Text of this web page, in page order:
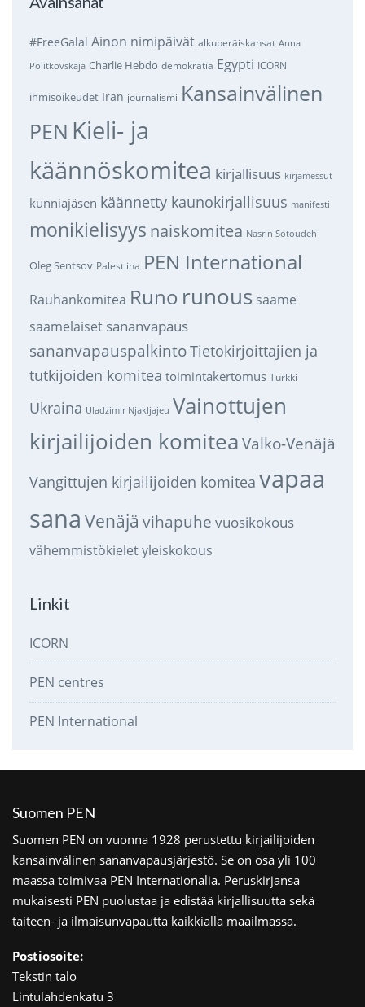
#FreeGalal Ainon nimipäivät alkuperäiskansat Anna
Politkovskaja Charlie Hebdo demokratia Egypti ICORN
ihmisoikeudet Iran journalismi Kansainvälinen
PEN Kieli- ja
käännöskomitea kirjallisuus kirjamessut
kunniajäsen käännetty kaunokirjallisuus manifesti
monikielisyys naiskomitea Nasrin Sotoudeh
Oleg Sentsov Palestiina PEN International
Rauhankomitea Runo runous saame
saamelaiset sananvapaus
sananvapauspalkintoTietokirjoittajien ja
tutkijoiden komitea toimintakertomus Turkki
Ukraina Uladzimir Njakljajeu Vainottujen
kirjailijoiden komitea Valko-Venäjä
Vangittujen kirjailijoiden komitea vapaa
sana Venäjä vihapuhe vuosikokous
vähemmistökieletyleiskokous
Linkit
ICORN
PEN centres
PEN International
Suomen PEN
Suomen PEN on vuonna 1928 perustettu kirjailijoiden
kansainvälinen sananvapausjärjestö. Se on osa yli 100
maassa toimivaa PEN Internationalia. Peruskirjansa
mukaisesti PEN puolustaa ja edistää kirjallisuutta sekä
taiteen- ja ilmaisunvapautta kaikkialla maailmassa.
Postiosoite:
Tekstin talo
Lintulahdenkatu 3